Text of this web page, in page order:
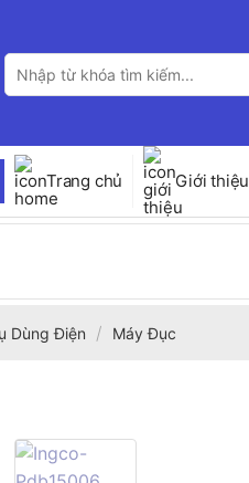
Tìm
kiếm:
Trang chủ Giới thiệu
Dùng Điện / Máy Đục